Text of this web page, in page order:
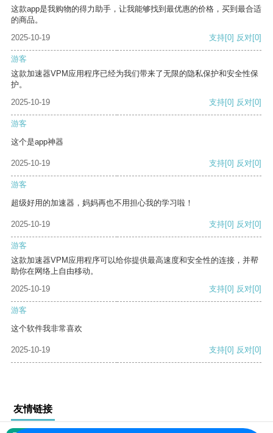
这款app是我购物的得力助手，让我能够找到最优惠的价格，买到最合适
的商品。
2025-10-19
支持[0] 反对[0]
游客
这款加速器VPM应用程序已经为我们带来了无限的隐私保护和安全性保
护。
2025-10-19
支持[0] 反对[0]
游客
这个是app神器
2025-10-19 支持[0] 反对[0]
游客
超级好用的加速器，妈妈再也不用担心我的学习啦！
2025-10-19 支持[0] 反对[0]
游客
这款加速器VPM应用程序可以给你提供最高速度和安全性的连接，并帮
助你在网络上自由移动。
2025-10-19
支持[0] 反对[0]
游客
这个软件我非常喜欢
2025-10-19 支持[0] 反对[0]
友情链接